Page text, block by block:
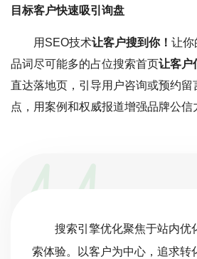
目标客户快速吸引询盘
用SEO技术让客户搜到你！ 让你
品词尽可能多的占位搜索首页让客户
直达落地页，引导用户咨询或预约
点，用案例和权威报道增强品牌公信
搜索引擎优化聚焦于站内优
索体验。以客户为中心，追求转